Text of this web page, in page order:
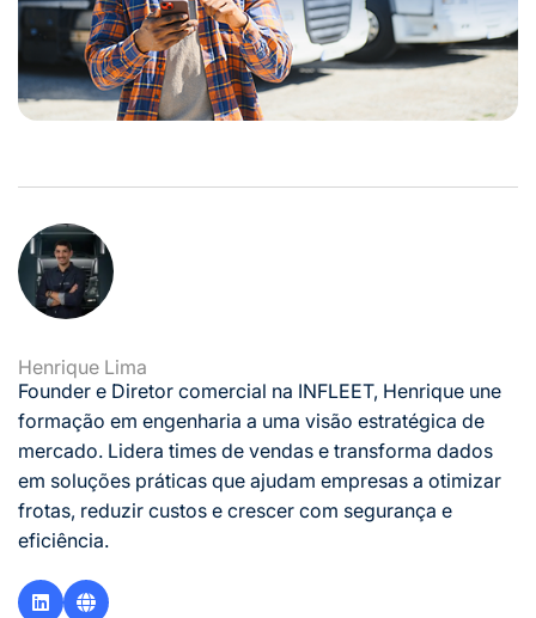
Henrique Lima
Founder e Diretor comercial na INFLEET, Henrique une
formação em engenharia a uma visão estratégica de
mercado. Lidera times de vendas e transforma dados
em soluções práticas que ajudam empresas a otimizar
frotas, reduzir custos e crescer com segurança e
eficiência.